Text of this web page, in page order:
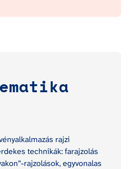
rajzi
technikák: farajzolás
rajzolások, egyvonalas